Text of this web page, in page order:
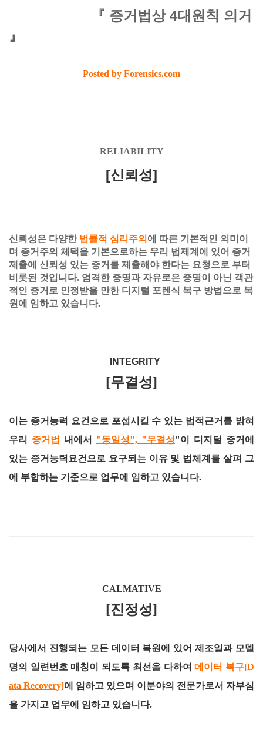
『 증거법상 4대원칙 의거
』
Posted by Forensics.com
RELIABILITY
[신뢰성]
신뢰성은 다양한 법률적 심리주의 에 따른 기본적인 의미이
며 증거주의 체택을 기본으로하는 우리 법제계에 있어 증거
제출에 신뢰성 있는 증거를 제출해야 한다는 요청으로 부터
비롯된 것입니다. 엄격한 증명과 자유로은 증명이 아닌 객관
적인 증거로 인정받을 만한 디지털 포렌식 복구 방법으로 복
원에 임하고 있습니다.
INTEGRITY
[무결성]
이는 증거능력 요건으로 포섭시킬 수 있는 법적근거를 밝혀
우리 증거법 내에서 "동일성", "무결성"이 디지털 증거에
있는 증거능력요건으로 요구되는 이유 및 법체계를 살펴 그
에 부합하는 기준으로 업무에 임하고 있습니다.
CALMATIVE
[진정성]
당사에서 진행되는 모든 데이터 복원에 있어 제조일과 모델
명의 일련번호 매칭이 되도록 최선을 다하여데이터 복구[D
ata Recovery]에 임하고 있으며 이분야의 전문가로서 자부심
을 가지고 업무에 임하고 있습니다.